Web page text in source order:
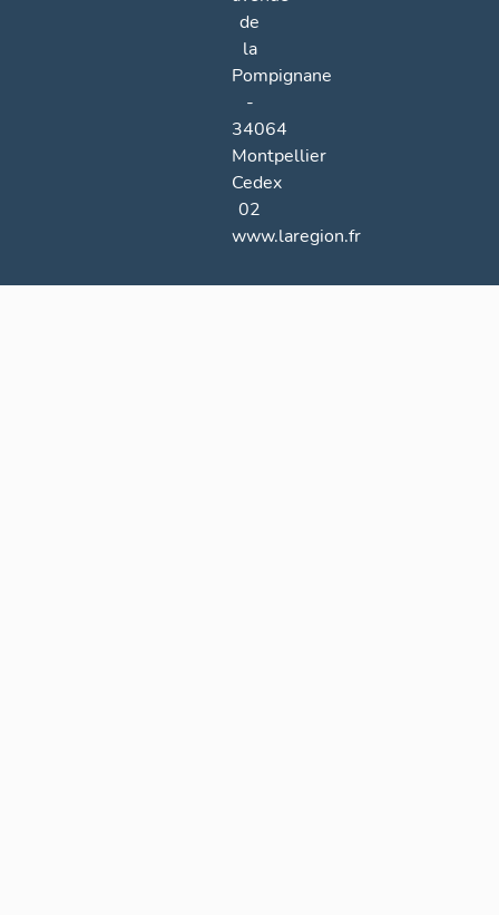
de
la
Pompignane
-
34064
Montpellier
Cedex
02
www.laregion.fr